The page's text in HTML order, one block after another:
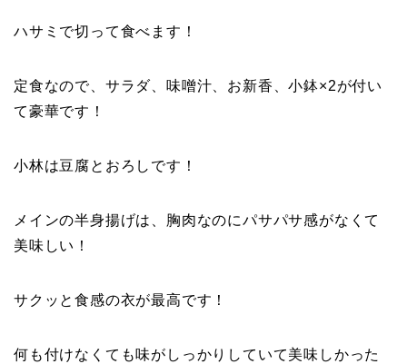
ハサミで切って食べます！
定食なので、サラダ、味噌汁、お新香、小鉢×2が付い
て豪華です！
小林は豆腐とおろしです！
メインの半身揚げは、胸肉なのにパサパサ感がなくて
美味しい！
サクッと食感の衣が最高です！
何も付けなくても味がしっかりしていて美味しかった